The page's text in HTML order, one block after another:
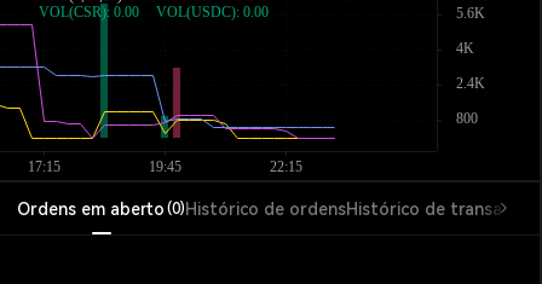
Ordens em aberto (0)Histórico de ordensHistórico de transações